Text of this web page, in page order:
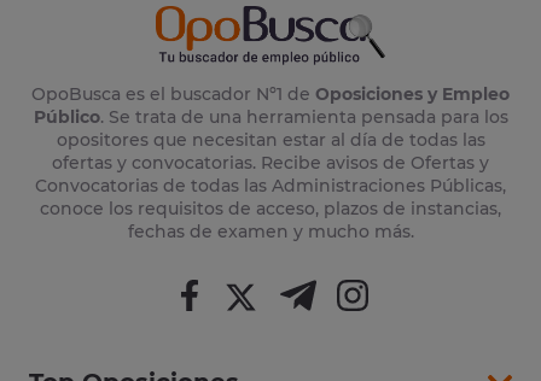
OpoBusca es el buscador Nº1 de Oposiciones y Empleo
Público. Se trata de una herramienta pensada para los
opositores que necesitan estar al día de todas las
ofertas y convocatorias. Recibe avisos de Ofertas y
Convocatorias de todas las Administraciones Públicas,
conoce los requisitos de acceso, plazos de instancias,
fechas de examen y mucho más.